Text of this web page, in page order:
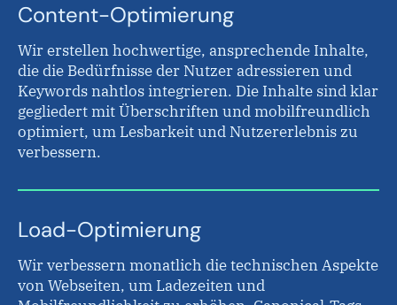
Content-Optimierung
Wir erstellen hochwertige, ansprechende Inhalte,
die die Bedürfnisse der Nutzer adressieren und
Keywords nahtlos integrieren. Die Inhalte sind klar
gegliedert mit Überschriften und mobilfreundlich
optimiert, um Lesbarkeit und Nutzererlebnis zu
verbessern.
Load-Optimierung
Wir verbessern monatlich die technischen Aspekte
von Webseiten, um Ladezeiten und